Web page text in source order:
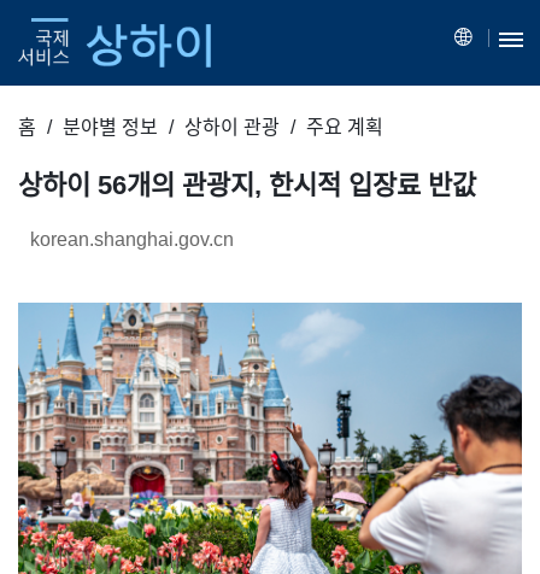
홈 분야별 정보 상하이 관광 주요 계획
상하이 56개의 관광지, 한시적 입장료 반값
korean.shanghai.gov.cn